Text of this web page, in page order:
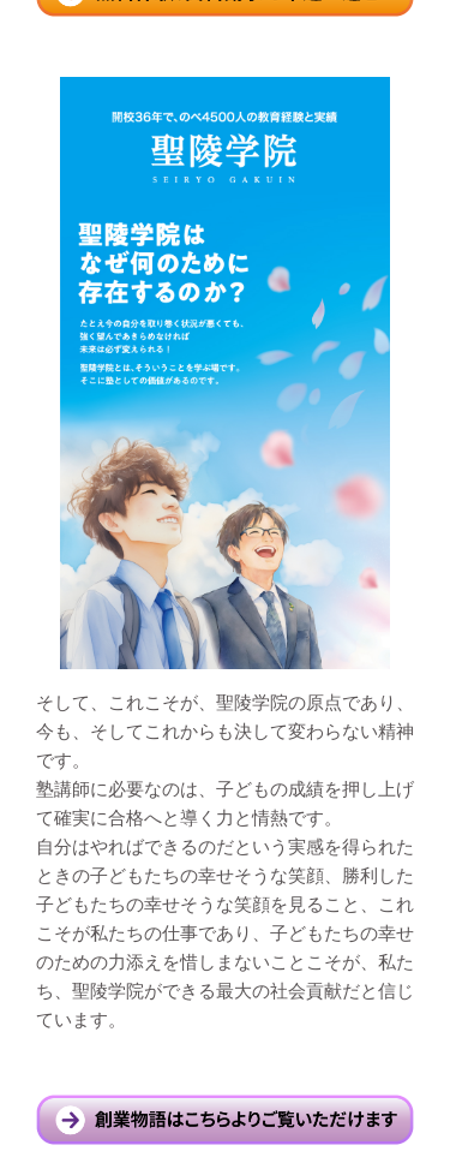
そして、これこそが、聖陵学院の原点であり、
今も、 そしてこれからも決して変わらない精神
です。
塾講師に必要なのは、子どもの成績を押し上げ
て確実に合格へと導く力と情熱です。
自分はやればできるのだという実感を得られた
ときの子どもたちの幸せそうな笑顔、勝利した
子どもたちの幸せそうな笑顔を 見ること、これ
こそが私たちの仕事であり、 子どもたちの幸せ
のための力添えを惜しまないことこそが、 私た
ち、聖陵学院ができる最大の社会貢献だと信じ
ています。